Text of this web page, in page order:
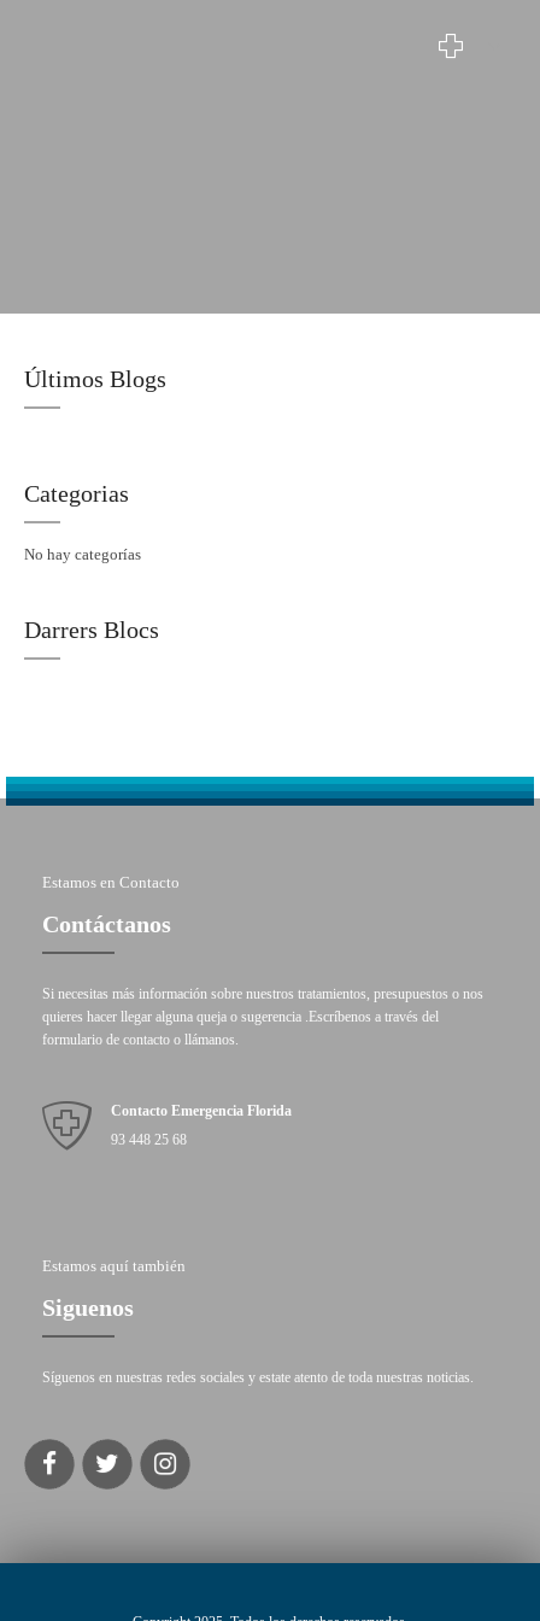
Últimos Blogs
Categorias
No hay categorías
Darrers Blocs
Estamos en Contacto
Contáctanos
Si necesitas más información sobre nuestros tratamientos, presupuestos o nos
quieres hacer llegar alguna queja o sugerencia .Escríbenos a través del
formulario de contacto o llámanos.
Contacto Emergencia Florida
93 448 25 68
Estamos aquí también
Siguenos
Síguenos en nuestras redes sociales y estate atento de toda nuestras noticias.